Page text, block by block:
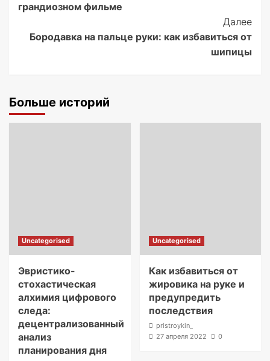
грандиозном фильме
Далее
Бородавка на пальце руки: как избавиться от
шипицы
Больше историй
Uncategorised
Эвристико-
стохастическая
алхимия цифрового
следа:
децентрализованный
анализ
планирования дня
Uncategorised
Как избавиться от
жировика на руке и
предупредить
последствия
pristroykin_
27 апреля 2022
0